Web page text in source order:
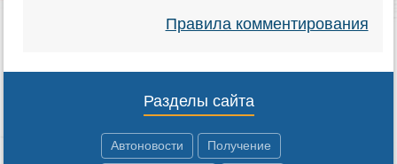
Правила комментирования
Разделы сайта
Автоновости Получение